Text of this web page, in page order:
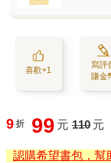
喜歡+1
寫評
賺金
9 折 99 元 110 元
認購希望書包，幫